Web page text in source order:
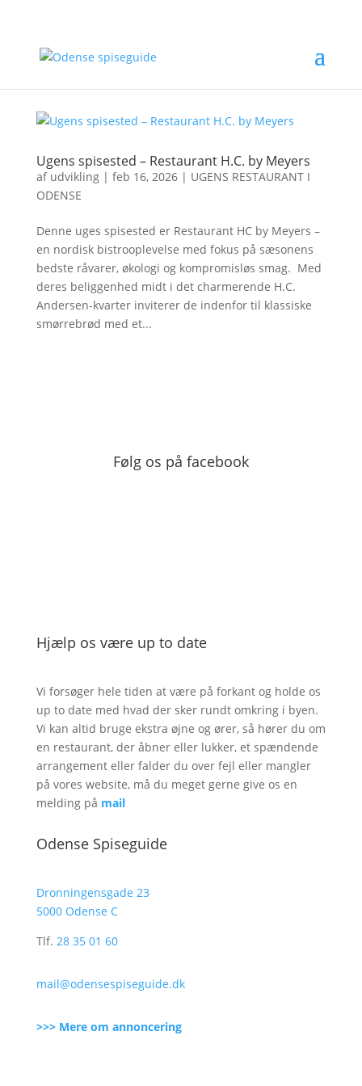
Ugens spisested – Restaurant H.C. by Meyers
af udvikling| feb 16, 2026| UGENS RESTAURANT I
ODENSE
Denne uges spisested er Restaurant HC by Meyers –
en nordisk bistrooplevelse med fokus på sæsonens
bedste råvarer, økologi og kompromisløs smag. Med
deres beliggenhed midt i det charmerende H.C.
Andersen-kvarter inviterer de indenfor til klassiske
smørrebrød med et...
Følg os på facebook
Hjælp os være up to date
Vi forsøger hele tiden at være på forkant og holde os
up to date med hvad der sker rundt omkring i byen.
Vi kan altid bruge ekstra øjne og ører, så hører du om
en restaurant, der åbner eller lukker, et spændende
arrangement eller falder du over fejl eller mangler
på vores website, må du meget gerne give os en
melding på mail
Odense Spiseguide
Dronningensgade 23
5000 Odense C
Tlf. 28 35 01 60
mail@odensespiseguide.dk
>>> Mere om annoncering